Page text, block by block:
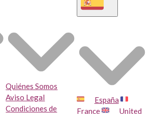
Quiénes Somos
Aviso Legal
Condiciones de
España
France
United